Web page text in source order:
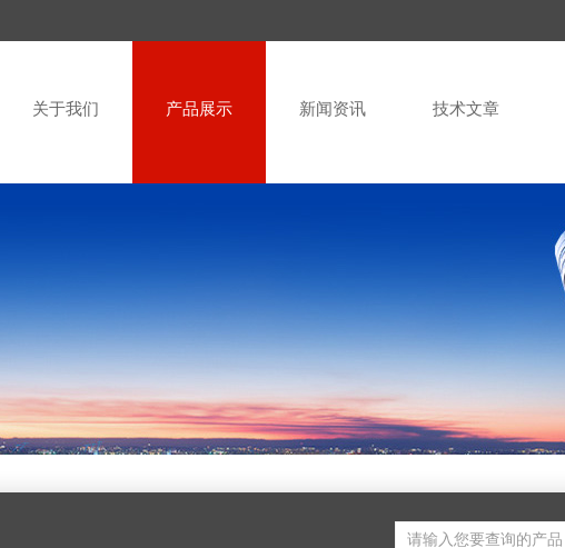
关于我们 产品展示 新闻资讯 技术文章